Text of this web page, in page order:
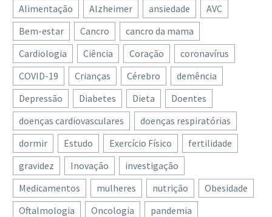
Alimentação Alzheimer ansiedade
AVC
Bem-estar
Cancro
cancro da mama
Cardiologia
Ciência Coração
coronavírus
COVID-19
Crianças Cérebro
demência
Depressão
Diabetes Dieta
Doentes
doenças cardiovasculares
doenças respiratórias
dormir
Estudo Exercício Físico
fertilidade
gravidez
Inovação
investigação
Medicamentos
mulheres nutrição
Obesidade
Oftalmologia
Oncologia
pandemia